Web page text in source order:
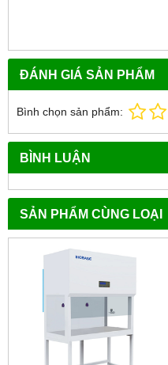
ĐÁNH GIÁ SẢN PHẨM
Bình chọn sản phẩm:
BÌNH LUẬN
SẢN PHẨM CÙNG LOẠI